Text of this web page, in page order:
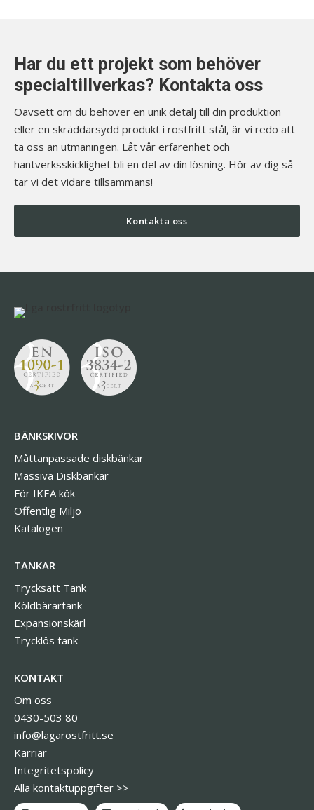
Har du ett projekt som behöver
specialtillverkas? Kontakta oss
Oavsett om du behöver en unik detalj till din produktion
eller en skräddarsydd produkt i rostfritt stål, är vi redo att
ta oss an utmaningen. Låt vår erfarenhet och
hantverksskicklighet bli en del av din lösning. Hör av dig så
tar vi det vidare tillsammans!
Kontakta oss
BÄNKSKIVOR
Måttanpassade diskbänkar
Massiva Diskbänkar
För IKEA kök
Offentlig Miljö
Katalogen
TANKAR
Trycksatt Tank
Köldbärartank
Expansionskärl
Trycklös tank
KONTAKT
Om oss
0430-503 80
info@lagarostfritt.se
Karriär
Integritetspolicy
Alla kontaktuppgifter >>